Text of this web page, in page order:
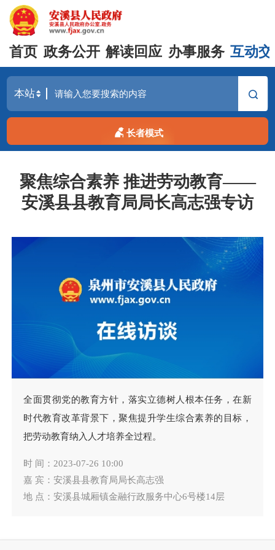
首页 政务公开 解读回应 办事服务 互动
长者模式
聚焦综合素养 推进劳动教育——
安溪县县教育局局长高志强专访
全面贯彻党的教育方针，落实立德树人根本任务，在新
时代教育改革背景下，聚焦提升学生综合素养的目标，
把劳动教育纳入人才培养全过程。
时 间：2023-07-26 10:00
嘉 宾：安溪县县教育局局长高志强
地 点：安溪县城厢镇金融行政服务中心6号楼14层